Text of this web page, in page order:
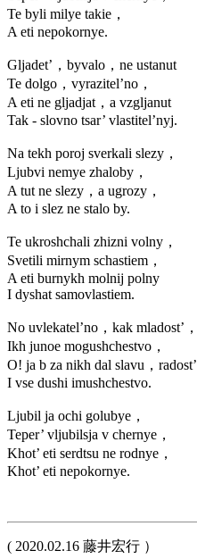
Te byli milye takie，
A eti nepokornye.
Gljadet’，byvalo，ne ustanut
Te dolgo，vyrazitel’no，
A eti ne gljadjat，a vzgljanut
Tak - slovno tsar’ vlastitel’nyj.
Na tekh poroj sverkali slezy，
Ljubvi nemye zhaloby，
A tut ne slezy，a ugrozy，
A to i slez ne stalo by.
Te ukroshchali zhizni volny，
Svetili mirnym schastiem，
A eti burnykh molnij polny
I dyshat samovlastiem.
No uvlekatel’no，kak mladost’，
Ikh junoe mogushchestvo，
O! ja b za nikh dal slavu，radost’
I vse dushi imushchestvo.
Ljubil ja ochi golubye，
Teper’ vljubilsja v chernye，
Khot’ eti serdtsu ne rodnye，
Khot’ eti nepokornye.
( 2020.02.16 藤井宏行 ）